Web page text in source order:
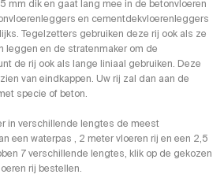
mm dik en gaat lang mee in de betonvloeren
en cementdekvloerenleggers
Tegelzetters gebruiken deze rij ook als ze
leggen en de stratenmaker om de
de rij ook als lange liniaal gebruiken. Deze
van eindkappen. Uw rij zal dan aan de
specie of beton.
in verschillende lengtes de meest
een waterpas , 2 meter vloeren rij en een 2,5
7 verschillende lengtes, klik op de gekozen
rij bestellen.